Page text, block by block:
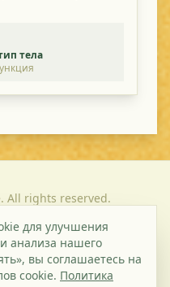
тела
All rights reserved.
Условия и
положения
для улучшения
анализа нашего
вы соглашаетесь на
cookie. Политика